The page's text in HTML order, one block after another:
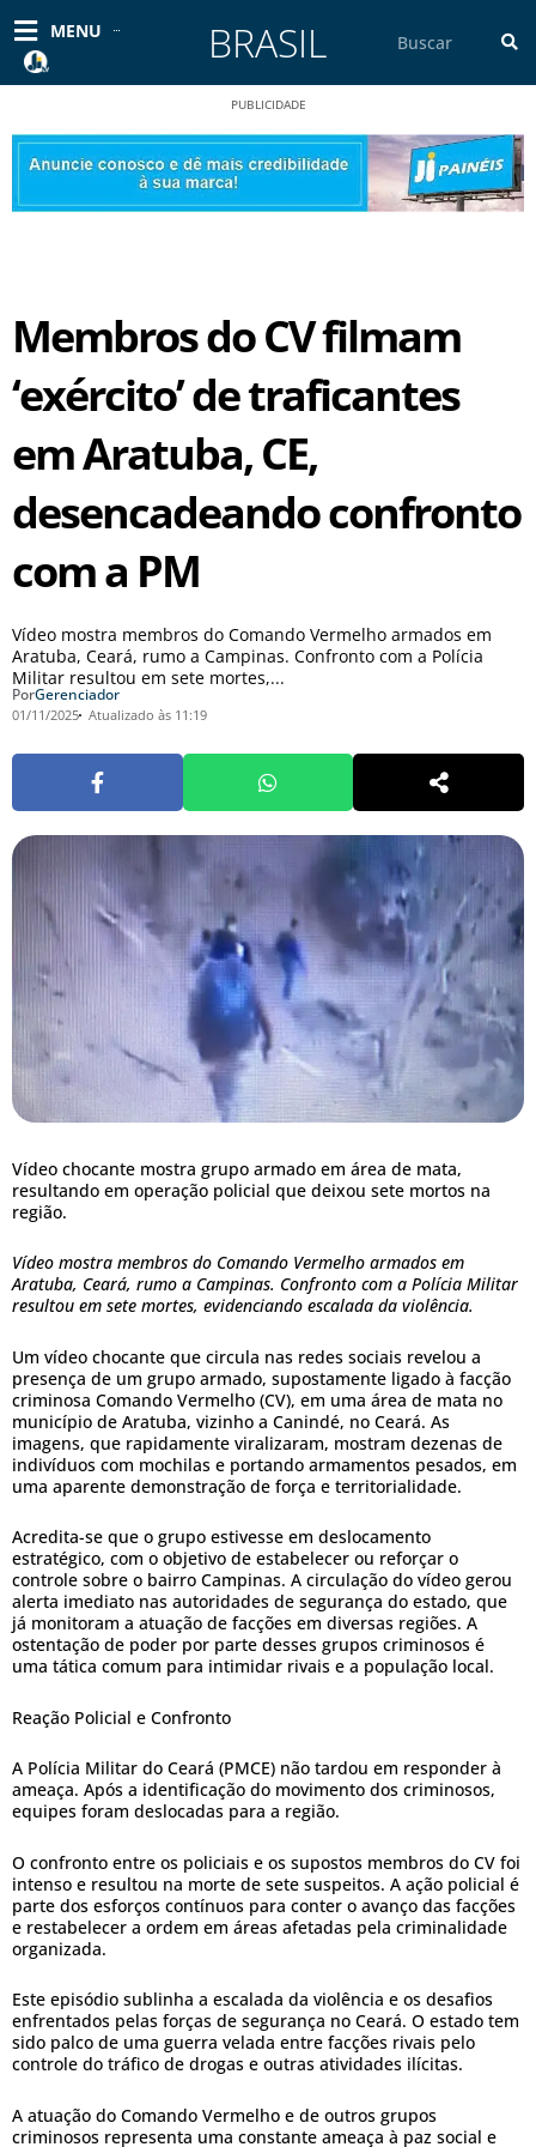
para
conteúdo
MENU BRASIL
PUBLICIDADE
Membros do CV filmam
‘exército’ de traficantes
em Aratuba, CE,
desencadeando confronto
com a PM
Vídeo mostra membros do Comando Vermelho armados em
Aratuba, Ceará, rumo a Campinas. Confronto com a Polícia
Militar resultou em sete mortes,...
PorGerenciador
01/11/2025 Atualizado às 11:19
Vídeo chocante mostra grupo armado em área de mata,
resultando em operação policial que deixou sete mortos na
região.
Vídeo mostra membros do Comando Vermelho armados em
Aratuba, Ceará, rumo a Campinas. Confronto com a Polícia Militar
resultou em sete mortes, evidenciando escalada da violência.
Um vídeo chocante que circula nas redes sociais revelou a
presença de um grupo armado, supostamente ligado à facção
criminosa Comando Vermelho (CV), em uma área de mata no
município de Aratuba, vizinho a Canindé, no Ceará. As
imagens, que rapidamente viralizaram, mostram dezenas de
indivíduos com mochilas e portando armamentos pesados, em
uma aparente demonstração de força e territorialidade.
Acredita-se que o grupo estivesse em deslocamento
estratégico, com o objetivo de estabelecer ou reforçar o
controle sobre o bairro Campinas. A circulação do vídeo gerou
alerta imediato nas autoridades de segurança do estado, que
já monitoram a atuação de facções em diversas regiões. A
ostentação de poder por parte desses grupos criminosos é
uma tática comum para intimidar rivais e a população local.
Reação Policial e Confronto
A Polícia Militar do Ceará (PMCE) não tardou em responder à
ameaça. Após a identificação do movimento dos criminosos,
equipes foram deslocadas para a região.
O confronto entre os policiais e os supostos membros do CV foi
intenso e resultou na morte de sete suspeitos. A ação policial é
parte dos esforços contínuos para conter o avanço das facções
e restabelecer a ordem em áreas afetadas pela criminalidade
organizada.
Este episódio sublinha a escalada da violência e os desafios
enfrentados pelas forças de segurança no Ceará. O estado tem
sido palco de uma guerra velada entre facções rivais pelo
controle do tráfico de drogas e outras atividades ilícitas.
A atuação do Comando Vermelho e de outros grupos
criminosos representa uma constante ameaça à paz social e